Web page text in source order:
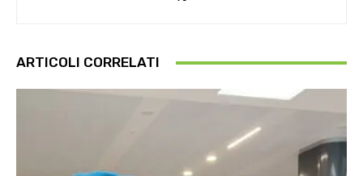
ARTICOLI CORRELATI